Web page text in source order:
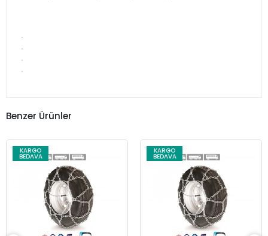
Benzer Ürünler
KARGO
BEDAVA
KARGO
BEDAVA